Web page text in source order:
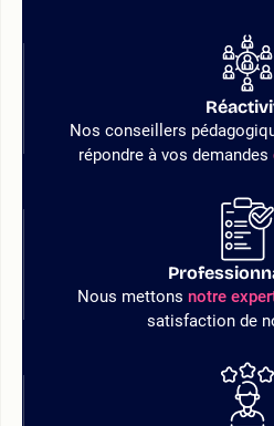
Nos conseillers
répondre à vos demandes
Nous mettons notre
satisfaction de